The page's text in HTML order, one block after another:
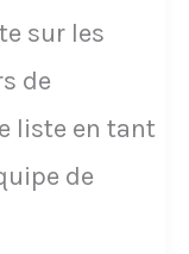
sur les
de
liste en tant
de